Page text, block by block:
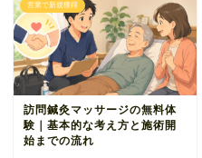
営業で新規獲得
訪問鍼灸マッサージの無料体
験｜基本的な考え方と施術開
始までの流れ